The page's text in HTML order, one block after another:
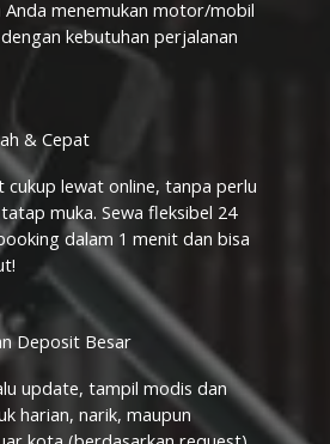
Anda menemukan motor/mobil
kebutuhan perjalanan
& Cepat
cukup lewat online, tanpa perlu
muka. Sewa fleksibel 24
dalam 1 menit dan bisa
Deposit Besar
update, tampil modis dan
harian, narik, maupun